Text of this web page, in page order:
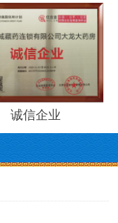
诚信企业